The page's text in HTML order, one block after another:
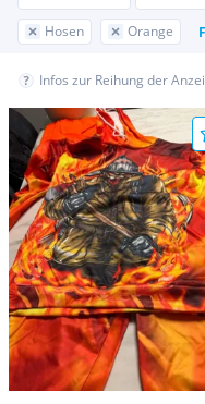
Hosen Orange
Infos zur Reihung der